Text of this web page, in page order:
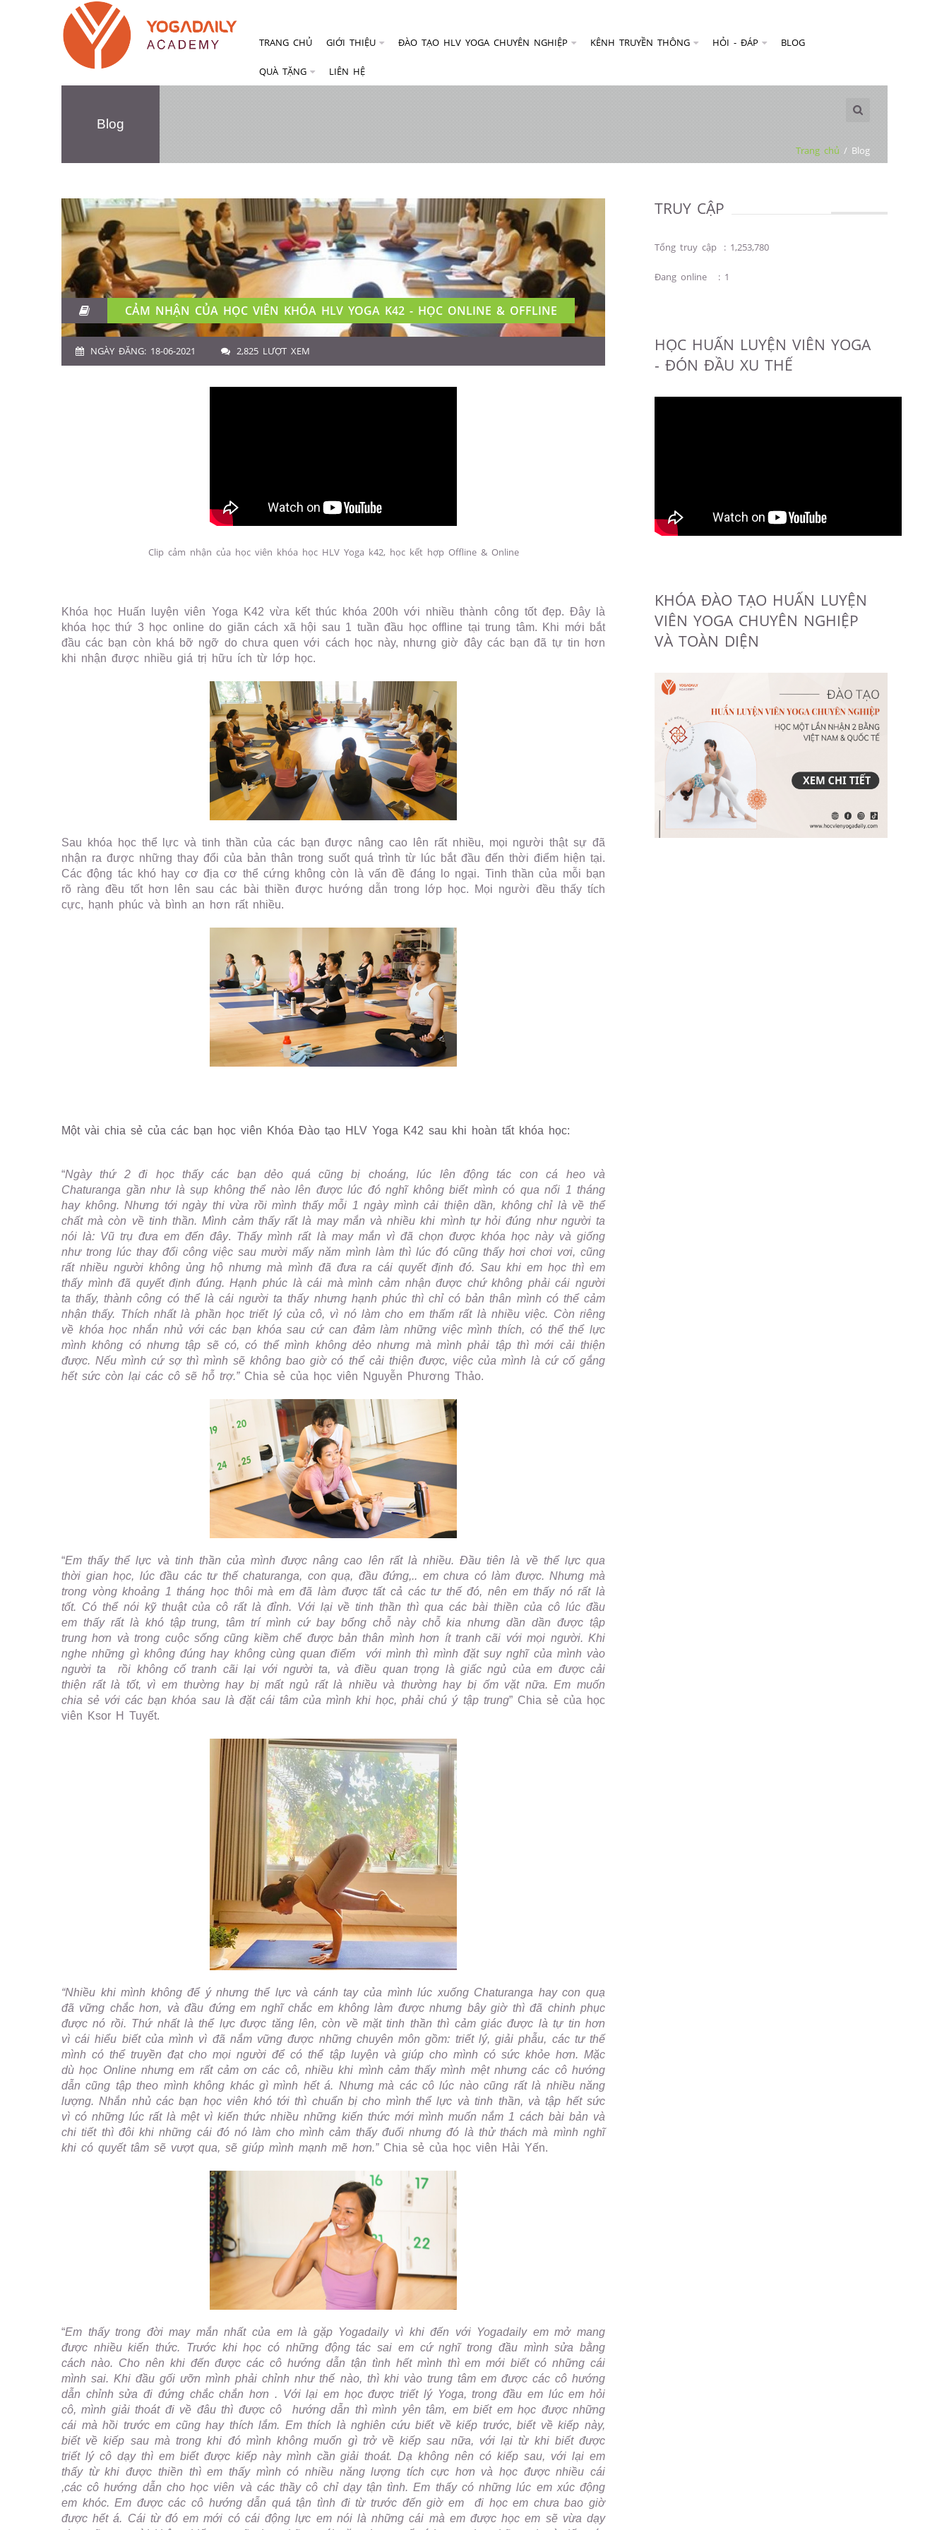
Blog
Trang chủ / Blog
CẢM NHẬN CỦA HỌC VIÊN KHÓA HLV YOGA K42 - HỌC ONLINE & OFFLINE
NGÀY ĐĂNG: 18-06-2021 2,825 LƯỢT XEM
Clip cảm nhận của học viên khóa học HLV Yoga k42, học kết hợp Offline & Online
Khóa học Huấn luyện viên Yoga K42 vừa kết thúc khóa 200h với nhiều thành công tốt đẹp. Đây là
khóa học thứ 3 học online do giãn cách xã hội sau 1 tuần đầu học offline tại trung tâm. Khi mới bắt
đầu các bạn còn khá bỡ ngỡ do chưa quen với cách học này, nhưng giờ đây các bạn đã tự tin hơn
khi nhận được nhiều giá trị hữu ích từ lớp học.
Sau khóa học thể lực và tinh thần của các bạn được nâng cao lên rất nhiều, mọi người thật sự đã
nhận ra được những thay đổi của bản thân trong suốt quá trình từ lúc bắt đầu đến thời điểm hiện tại.
Các động tác khó hay cơ địa cơ thể cứng không còn là vấn đề đáng lo ngại. Tinh thần của mỗi bạn
rõ ràng đều tốt hơn lên sau các bài thiền được hướng dẫn trong lớp học. Mọi người đều thấy tích
cực, hạnh phúc và bình an hơn rất nhiều.
Một vài chia sẻ của các bạn học viên Khóa Đào tạo HLV Yoga K42 sau khi hoàn tất khóa học:
“Ngày thứ 2 đi học thấy các bạn dẻo quá cũng bị choáng, lúc lên động tác con cá heo và
Chaturanga gần như là sụp không thể nào lên được lúc đó nghĩ không biết mình có qua nổi 1 tháng
hay không. Nhưng tới ngày thi vừa rồi mình thấy mỗi 1 ngày mình cải thiện dần, không chỉ là về thể
chất mà còn về tinh thần. Mình cảm thấy rất là may mắn và nhiều khi mình tự hỏi đúng như người ta
nói là: Vũ trụ đưa em đến đây. Thấy mình rất là may mắn vì đã chọn được khóa học này và giống
như trong lúc thay đổi công việc sau mười mấy năm mình làm thì lúc đó cũng thấy hơi chơi vơi, cũng
rất nhiều người không ủng hộ nhưng mà mình đã đưa ra cái quyết định đó. Sau khi em học thì em
thấy mình đã quyết định đúng. Hạnh phúc là cái mà mình cảm nhận được chứ không phải cái người
ta thấy, thành công có thể là cái người ta thấy nhưng hạnh phúc thì chỉ có bản thân mình có thể cảm
nhận thấy. Thích nhất là phần học triết lý của cô, vì nó làm cho em thấm rất là nhiều việc. Còn riêng
về khóa học nhắn nhủ với các bạn khóa sau cứ can đảm làm những việc mình thích, có thể thể lực
mình không có nhưng tập sẽ có, có thể mình không dẻo nhưng mà mình phải tập thì mới cải thiện
được. Nếu mình cứ sợ thì mình sẽ không bao giờ có thể cải thiện được, việc của mình là cứ cố gắng
hết sức còn lại các cô sẽ hỗ trợ.”Chia sẻ của học viên Nguyễn Phương Thảo.
“Em thấy thể lực và tinh thần của mình được nâng cao lên rất là nhiều. Đầu tiên là về thể lực qua
thời gian học, lúc đầu các tư thế chaturanga, con quạ, đầu đứng,.. em chưa có làm được. Nhưng mà
trong vòng khoảng 1 tháng học thôi mà em đã làm được tất cả các tư thế đó, nên em thấy nó rất là
tốt. Có thể nói kỹ thuật của cô rất là đỉnh. Với lại về tinh thần thì qua các bài thiền của cô lúc đầu
em thấy rất là khó tập trung, tâm trí mình cứ bay bổng chỗ này chỗ kia nhưng dần dần được tập
trung hơn và trong cuộc sống cũng kiềm chế được bản thân mình hơn ít tranh cãi với mọi người. Khi
nghe những gì không đúng hay không cùng quan điểm với mình thì mình đặt suy nghĩ của mình vào
người ta rồi không cố tranh cãi lại với người ta, và điều quan trọng là giấc ngủ của em được cải
thiện rất là tốt, vì em thường hay bị mất ngủ rất là nhiều và thường hay bị ốm vặt nữa. Em muốn
chia sẻ với các bạn khóa sau là đặt cái tâm của mình khi học, phải chú ý tập trung” Chia sẻ của học
viên Ksor H Tuyết.
“Nhiều khi mình không để ý nhưng thể lực và cánh tay của mình lúc xuống Chaturanga hay con quạ
đã vững chắc hơn, và đầu đứng em nghĩ chắc em không làm được nhưng bây giờ thì đã chinh phục
được nó rồi. Thứ nhất là thể lực được tăng lên, còn về mặt tinh thần thì cảm giác được là tự tin hơn
vì cái hiểu biết của mình vì đã nắm vững được những chuyên môn gồm: triết lý, giải phẫu, các tư thế
mình có thể truyền đạt cho mọi người để có thể tập luyện và giúp cho mình có sức khỏe hơn. Mặc
dù học Online nhưng em rất cảm ơn các cô, nhiều khi mình cảm thấy mình mệt nhưng các cô hướng
dẫn cũng tập theo mình không khác gì mình hết á. Nhưng mà các cô lúc nào cũng rất là nhiều năng
lượng. Nhắn nhủ các bạn học viên khó tới thì chuẩn bị cho mình thể lực và tinh thần, và tập hết sức
vì có những lúc rất là mệt vì kiến thức nhiều những kiến thức mới mình muốn nắm 1 cách bài bản và
chi tiết thì đôi khi những cái đó nó làm cho mình cảm thấy đuối nhưng đó là thử thách mà mình nghĩ
khi có quyết tâm sẽ vượt qua, sẽ giúp mình mạnh mẽ hơn.” Chia sẻ của học viên Hải Yến.
“Em thấy trong đời may mắn nhất của em là gặp Yogadaily vì khi đến với Yogadaily em mở mang
được nhiều kiến thức. Trước khi học có những động tác sai em cứ nghĩ trong đầu mình sửa bằng
cách nào. Cho nên khi đến được các cô hướng dẫn tận tình hết mình thì em mới biết có những cái
mình sai. Khi đầu gối ưỡn mình phải chỉnh như thế nào, thì khi vào trung tâm em được các cô hướng
dẫn chỉnh sửa đi đứng chắc chắn hơn . Với lại em học được triết lý Yoga, trong đầu em lúc em hỏi
cô, mình giải thoát đi về đâu thì được cô hướng dẫn thì mình yên tâm, em biết em học được những
cái mà hồi trước em cũng hay thích lắm. Em thích là nghiên cứu biết về kiếp trước, biết về kiếp này,
biết về kiếp sau mà trong khi đó mình không muốn gì trở về kiếp sau nữa, với lại từ khi biết được
triết lý cô dạy thì em biết được kiếp này mình cần giải thoát. Dạ không nên có kiếp sau, với lại em
thấy từ khi được thiền thì em thấy mình có nhiều năng lượng tích cực hơn và học được nhiều cái
,các cô hướng dẫn cho học viên và các thầy cô chỉ dạy tận tình. Em thấy có những lúc em xúc động
em khóc. Em được các cô hướng dẫn quá tận tình đi từ trước đến giờ em đi học em chưa bao giờ
được hết á. Cái từ đó em mới có cái động lực em nói là những cái mà em được học em sẽ vừa dạy
TRUY CẬP
Tổng truy cập : 1,253,780
Đang online : 1
HỌC HUẤN LUYỆN VIÊN YOGA
- ĐÓN ĐẦU XU THẾ
KHÓA ĐÀO TẠO HUẤN LUYỆN
VIÊN YOGA CHUYÊN NGHIỆP
VÀ TOÀN DIỆN
TRANG CHỦ GIỚI THIỆU ĐÀO TẠO HLV YOGA CHUYÊN NGHIỆP KÊNH TRUYỀN THÔNG HỎI - ĐÁP BLOG
QUÀ TẶNG LIÊN HỆ